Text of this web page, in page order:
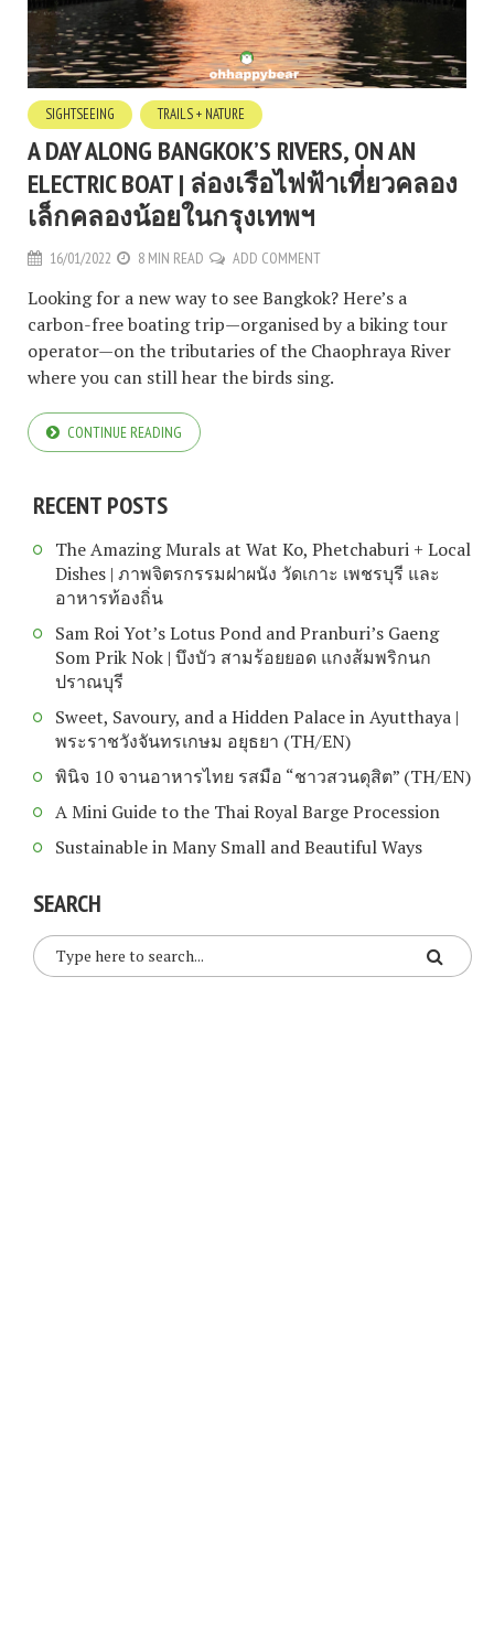
SIGHTSEEING TRAILS + NATURE
A DAY ALONG BANGKOK’S RIVERS, ON AN
ELECTRIC BOAT | ล่องเรือไฟฟ้าเที่ยวคลอง
เล็กคลองน้อยในกรุงเทพฯ
16/01/2022 8 MIN READ ADD COMMENT
Looking for a new way to see Bangkok? Here’s a
carbon-free boating trip—organised by a biking tour
operator—on the tributaries of the Chaophraya River
where you can still hear the birds sing.
CONTINUE READING
RECENT POSTS
The Amazing Murals at Wat Ko, Phetchaburi + Local
Dishes | ภาพจิตรกรรมฝาผนัง วัดเกาะ เพชรบุรี และ
อาหารท้องถิ่น
Sam Roi Yot’s Lotus Pond and Pranburi’s Gaeng
Som Prik Nok | บึงบัว สามร้อยยอด แกงส้มพริกนก
ปราณบุรี
Sweet, Savoury, and a Hidden Palace in Ayutthaya |
พระราชวังจันทรเกษม อยุธยา (TH/EN)
พินิจ 10 จานอาหารไทย รสมือ “ชาวสวนดุสิต” (TH/EN)
A Mini Guide to the Thai Royal Barge Procession
Sustainable in Many Small and Beautiful Ways
SEARCH